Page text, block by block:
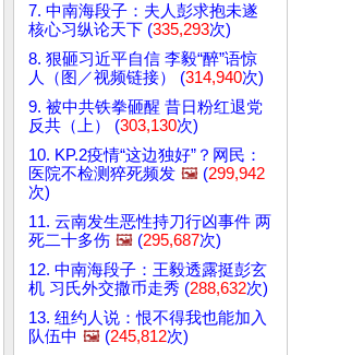
7. 中南海段子：夫人彭求抱未遂
核心习纵论天下 (335,293次)
8. 狠砸习近平自信 李毅“醉”语惊
人（图／视频链接） (314,940次)
9. 被中共铁拳砸醒 昔日粉红退党
反共（上） (303,130次)
10. KP.2疫情“这边独好”？网民：
医院不检测猝死频发 🖼️ (299,942
次)
11. 云南发生恶性持刀行凶事件 两
死二十多伤 🖼️ (295,687次)
12. 中南海段子：王毅透露挺彭玄
机 习氏外交撒币走秀 (288,632次)
13. 纽约人说：恨不得我也能加入
队伍中 🖼️ (245,812次)